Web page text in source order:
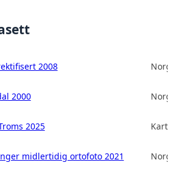
2008
2000
2025
midlertidig ortofoto 2021